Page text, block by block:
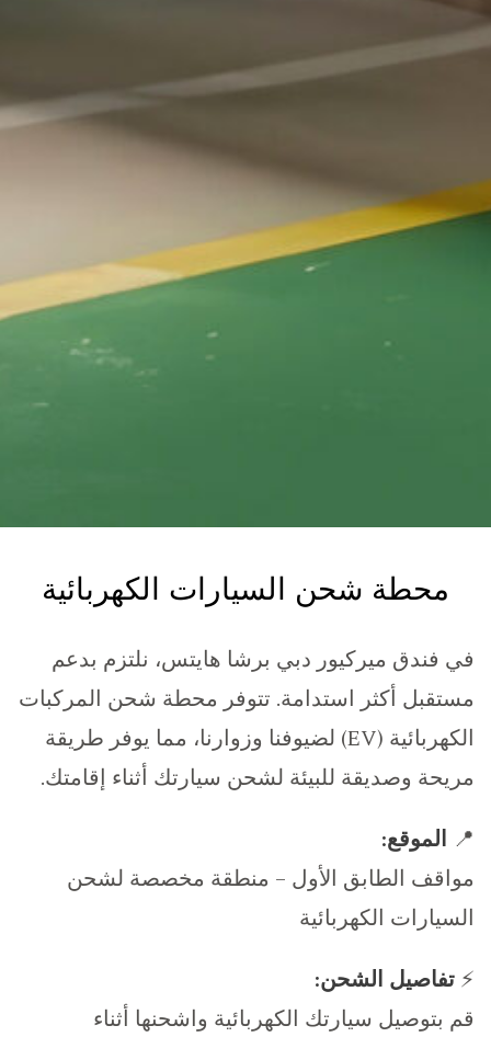
محطة شحن السيارات الكهربائية
في فندق ميركيور دبي برشا هايتس، نلتزم بدعم
مستقبل أكثر استدامة. تتوفر محطة شحن المركبات
الكهربائية (EV) لضيوفنا وزوارنا، مما يوفر طريقة
مريحة وصديقة للبيئة لشحن سيارتك أثناء إقامتك.
📍 الموقع:
مواقف الطابق الأول – منطقة مخصصة لشحن
السيارات الكهربائية
⚡ تفاصيل الشحن:
قم بتوصيل سيارتك الكهربائية واشحنها أثناء